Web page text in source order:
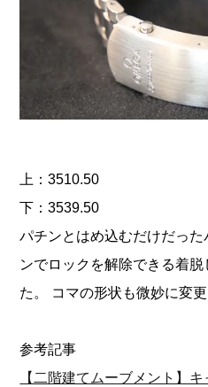
上：3510.50
下：3539.50
パチンとはめ込むだけだっ
ンでロックを解除できる着
た。 コマの形状も微妙に変更
参考記事
【二階建てムーブメント】